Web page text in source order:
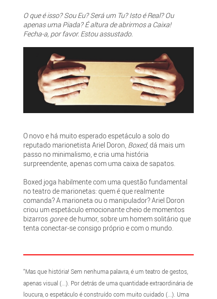
O que é isso? Sou Eu? Será um Tu? Isto é Real? Ou
apenas uma Piada? É altura de abrirmos a Caixa!
Fecha-a, por favor. Estou assustado.
O novo e há muito esperado espetáculo a solo do
reputado marionetista Ariel Doron, Boxed, dá mais um
passo no minimalismo, e cria uma história
surpreendente, apenas com uma caixa de sapatos.
Boxed joga habilmente com uma questão fundamental
no teatro de marionetas: quem é que realmente
comanda? A marioneta ou o manipulador? Ariel Doron
criou um espetáculo emocionante cheio de momentos
bizarros goree de humor, sobre um homem solitário que
tenta conectar-se consigo próprio e com o mundo.
“Mas que história! Sem nenhuma palavra, é um teatro de gestos,
apenas visual (...). Por detrás de uma quantidade extraordinária de
loucura, o espetáculo é construído com muito cuidado (...). Uma